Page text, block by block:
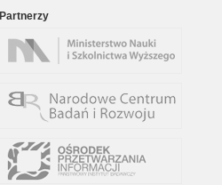
Partnerzy